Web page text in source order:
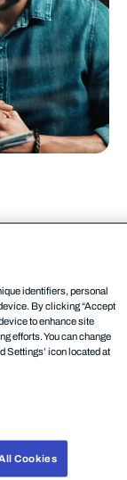
ジネスパー
の担当者が対
て、最適な
か？
identifiers, personal
By clicking “Accept
to enhance site
efforts. You can change
Settings’ icon located at
Cookies